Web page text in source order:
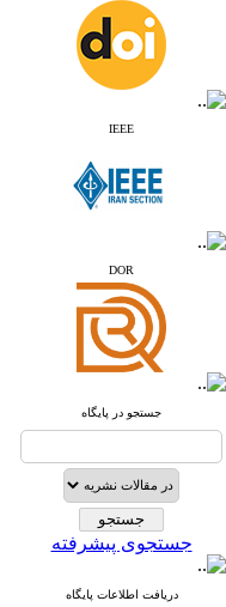
www.magiran.com
www.search.ricest.ac.ir
www.nqpc.ir
ResearchGate
Index Copernicus
www.isc.gov.ir
www.journals.msrt.ir
www.magiran.com
www.search.ricest.ac.ir
www.nqpc.ir
google scholar
IEEE
DOR
جستجو در پایگاه
جستجوی پیشرفته
دریافت اطلاعات پایگاه